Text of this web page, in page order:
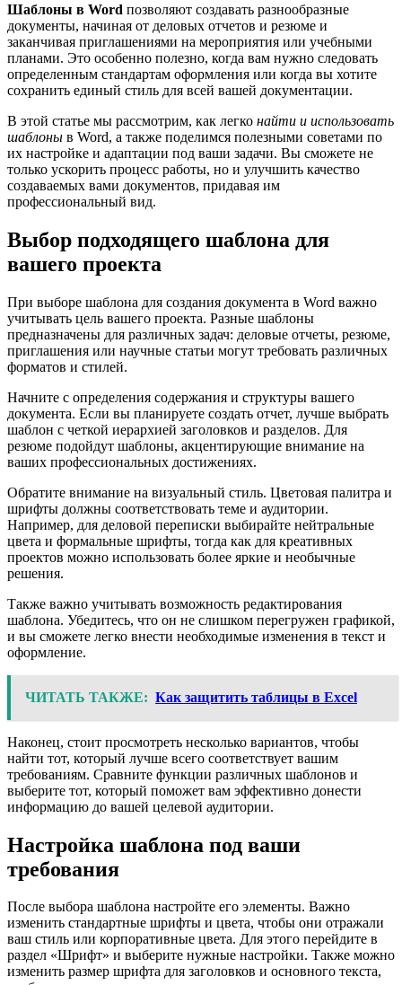
Шаблоны в Word позволяют создавать разнообразные
документы, начиная от деловых отчетов и резюме и
заканчивая приглашениями на мероприятия или учебными
планами. Это особенно полезно, когда вам нужно следовать
определенным стандартам оформления или когда вы хотите
сохранить единый стиль для всей вашей документации.
В этой статье мы рассмотрим, как легко найти и использовать
шаблоны в Word, а также поделимся полезными советами по
их настройке и адаптации под ваши задачи. Вы сможете не
только ускорить процесс работы, но и улучшить качество
создаваемых вами документов, придавая им
профессиональный вид.
Выбор подходящего шаблона для
вашего проекта
При выборе шаблона для создания документа в Word важно
учитывать цель вашего проекта. Разные шаблоны
предназначены для различных задач: деловые отчеты, резюме,
приглашения или научные статьи могут требовать различных
форматов и стилей.
Начните с определения содержания и структуры вашего
документа. Если вы планируете создать отчет, лучше выбрать
шаблон с четкой иерархией заголовков и разделов. Для
резюме подойдут шаблоны, акцентирующие внимание на
ваших профессиональных достижениях.
Обратите внимание на визуальный стиль. Цветовая палитра и
шрифты должны соответствовать теме и аудитории.
Например, для деловой переписки выбирайте нейтральные
цвета и формальные шрифты, тогда как для креативных
проектов можно использовать более яркие и необычные
решения.
Также важно учитывать возможность редактирования
шаблона. Убедитесь, что он не слишком перегружен графикой,
и вы сможете легко внести необходимые изменения в текст и
оформление.
ЧИТАТЬ ТАКЖЕ: Как защитить таблицы в Excel
Наконец, стоит просмотреть несколько вариантов, чтобы
найти тот, который лучше всего соответствует вашим
требованиям. Сравните функции различных шаблонов и
выберите тот, который поможет вам эффективно донести
информацию до вашей целевой аудитории.
Настройка шаблона под ваши
требования
После выбора шаблона настройте его элементы. Важно
изменить стандартные шрифты и цвета, чтобы они отражали
ваш стиль или корпоративные цвета. Для этого перейдите в
раздел «Шрифт» и выберите нужные настройки. Также можно
изменить размер шрифта для заголовков и основного текста,